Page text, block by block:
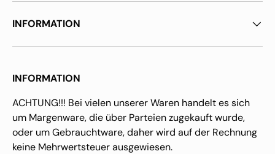
INFORMATION
INFORMATION
ACHTUNG!!! Bei vielen unserer Waren handelt es sich
um Margenware, die über Parteien zugekauft wurde,
oder um Gebrauchtware, daher wird auf der Rechnung
keine Mehrwertsteuer ausgewiesen.